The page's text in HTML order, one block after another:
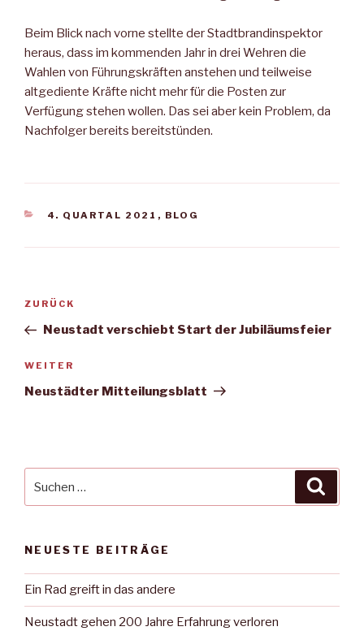
Beim Blick nach vorne stellte der Stadtbrandinspektor
heraus, dass im kommenden Jahr in drei Wehren die
Wahlen von Führungskräften anstehen und teilweise
altgediente Kräfte nicht mehr für die Posten zur
Verfügung stehen wollen. Das sei aber kein Problem, da
Nachfolger bereits bereitstünden.
KATEGORIEN
4. QUARTAL 2021 , BLOG
Beitragsnavigation
Vorheriger
Beitrag
ZURÜCK
Neustadt verschiebt Start der Jubiläumsfeier
Nächster
Beitrag
WEITER
Neustädter Mitteilungsblatt
nach:
NEUESTE BEITRÄGE
Ein Rad greift in das andere
Neustadt gehen 200 Jahre Erfahrung verloren